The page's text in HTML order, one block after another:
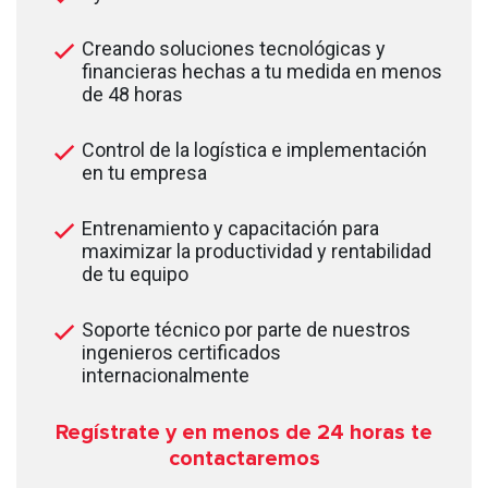
Creando soluciones tecnológicas y
financieras hechas a tu medida en menos
de 48 horas
Control de la logística e implementación
en tu empresa
Entrenamiento y capacitación para
maximizar la productividad y rentabilidad
de tu equipo
Soporte técnico por parte de nuestros
ingenieros certificados
internacionalmente
Regístrate y en menos de 24 horas te
contactaremos